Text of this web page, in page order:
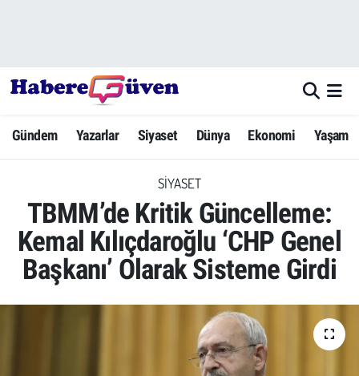
Gündem Yazarlar Siyaset Dünya Ekonomi Yaşam
SIYASET
TBMM’de Kritik Güncelleme:
Kemal Kılıçdaroğlu ‘CHP Genel
Başkanı’ Olarak Sisteme Girdi
Yazarlar
Dünya
Ekonomi
Yaşam
Yerel Haberler
Hava Durumu
Trafik Durumu
Süper Lig Puan Durumu ve Fikstür
Tüm Manşetler
Son Dakika Haberleri
Haber Arşivi